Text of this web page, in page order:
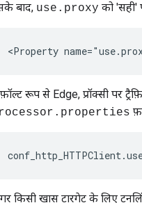
बाद, use.proxy को 'सही'
<Property
रूप से Edge, प्रॉक्सी पर
किसी खास टारगेट के लिए